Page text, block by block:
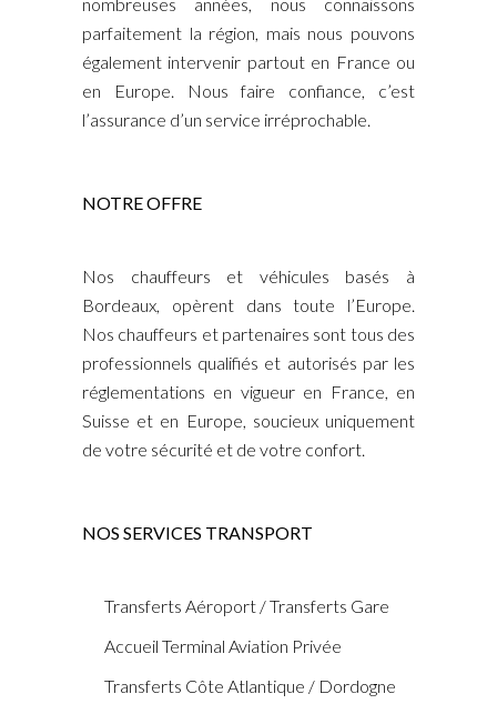
parfaitement la région, mais nous pouvons
également intervenir partout en France ou
en Europe. Nous faire confiance, c’est
l’assurance d’un service irréprochable.
NOTRE OFFRE
Nos chauffeurs et véhicules basés à
Bordeaux, opèrent dans toute l’Europe.
Nos chauffeurs et partenaires sont tous des
professionnels qualifiés et autorisés par les
réglementations en vigueur en France, en
Suisse et en Europe, soucieux uniquement
de votre sécurité et de votre confort.
NOS SERVICES TRANSPORT
Transferts Aéroport / Transferts Gare
Accueil Terminal Aviation Privée
Transferts Côte Atlantique / Dordogne